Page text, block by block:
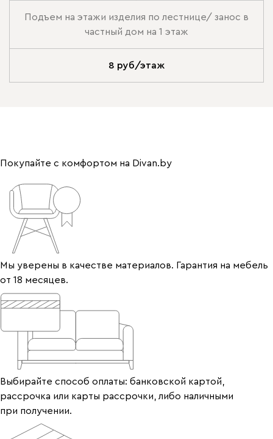
Подъем на этажи изделия по лестнице/ занос в
частный дом на 1 этаж
8 руб/этаж
Покупайте с комфортом на Divan.by
Мы уверены в качестве материалов. Гарантия на мебель
от 18 месяцев.
Выбирайте способ оплаты: банковской картой,
рассрочка или карты рассрочки, либо наличными
при получении.